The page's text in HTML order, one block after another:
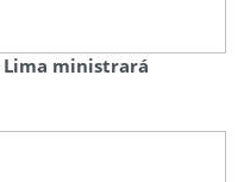
ministrará